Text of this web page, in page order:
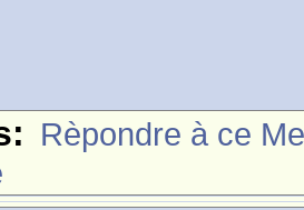
Rèpondre à ce